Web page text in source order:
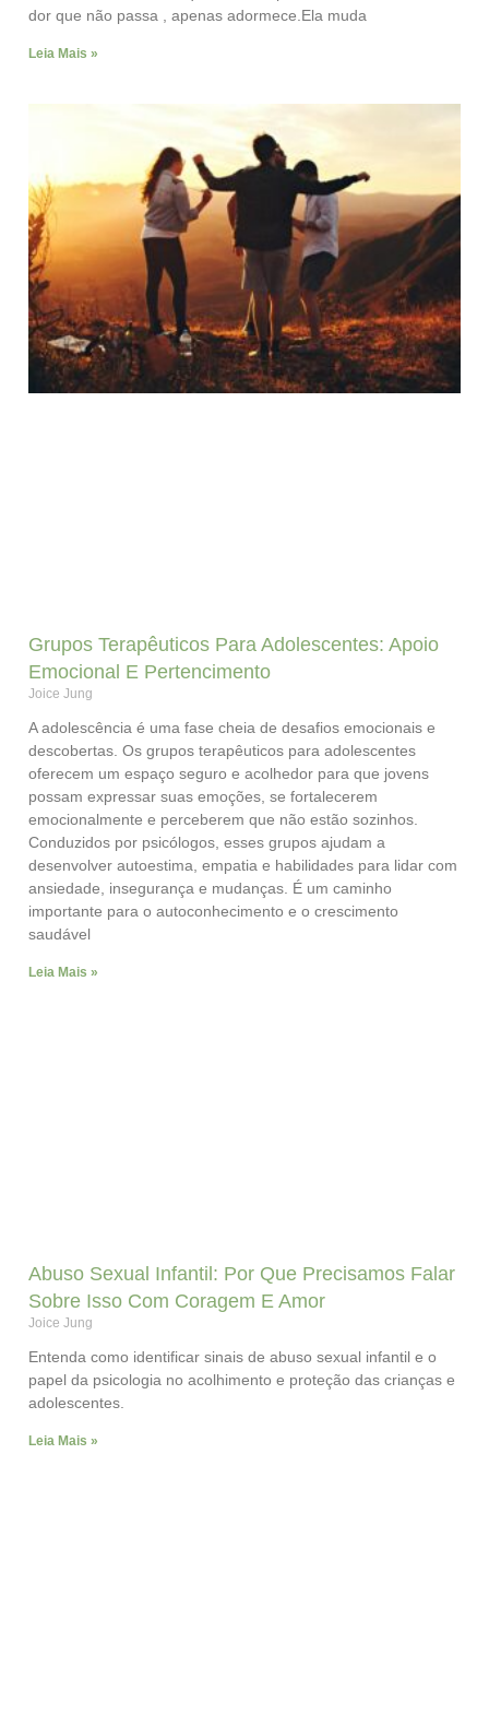
dor que não passa , apenas adormece.Ela muda
Leia Mais »
Grupos Terapêuticos Para Adolescentes: Apoio
Emocional E Pertencimento
Joice Jung
A adolescência é uma fase cheia de desafios emocionais e
descobertas. Os grupos terapêuticos para adolescentes
oferecem um espaço seguro e acolhedor para que jovens
possam expressar suas emoções, se fortalecerem
emocionalmente e perceberem que não estão sozinhos.
Conduzidos por psicólogos, esses grupos ajudam a
desenvolver autoestima, empatia e habilidades para lidar com
ansiedade, insegurança e mudanças. É um caminho
importante para o autoconhecimento e o crescimento
saudável
Leia Mais »
Abuso Sexual Infantil: Por Que Precisamos Falar
Sobre Isso Com Coragem E Amor
Joice Jung
Entenda como identificar sinais de abuso sexual infantil e o
papel da psicologia no acolhimento e proteção das crianças e
adolescentes.
Leia Mais »